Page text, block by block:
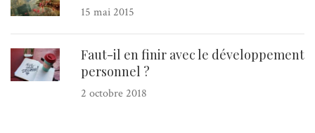
15 mai 2015
Faut-il en finir avec le développement
personnel ?
2 octobre 2018